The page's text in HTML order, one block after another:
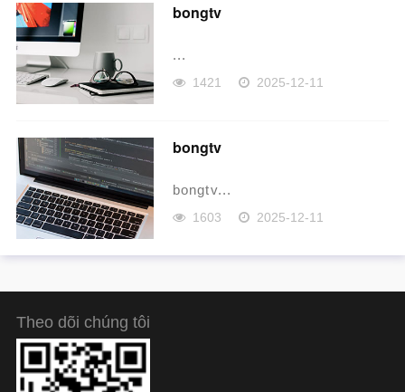
bongtv
...
1421 2025-12-11
bongtv
bongtv...
1603 2025-12-11
Theo dõi chúng tôi